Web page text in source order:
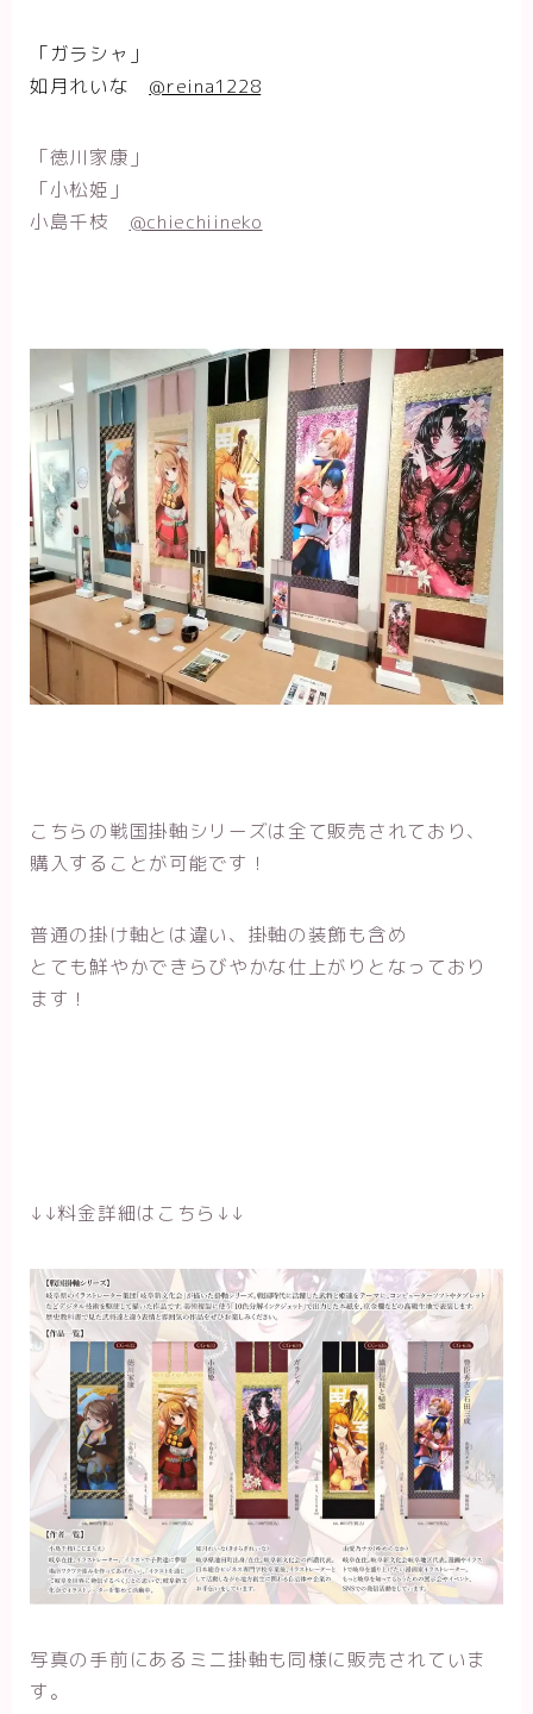
「ガラシャ」
如月れいな @reina1228
「徳川家康」
「小松姫」
小島千枝 @chiechiineko
こちらの戦国掛軸シリーズは全て販売されており、
購入することが可能です！
普通の掛け軸とは違い、掛軸の装飾も含め
とても鮮やかできらびやかな仕上がりとなっており
ます！
↓↓料金詳細はこちら↓↓
写真の手前にあるミニ掛軸も同様に販売されていま
す。